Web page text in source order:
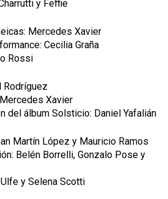
y Feffie
Mercedes Xavier
Cecilia Graña
Rossi
Rodríguez
Xavier
del álbum Solsticio: Daniel Yafalián
Martín López y Mauricio Ramos
Belén Borrelli, Gonzalo Pose y
y Selena Scotti